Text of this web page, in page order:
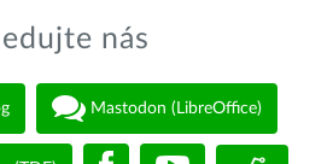
nás
Mastodon (LibreOffice)